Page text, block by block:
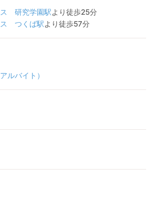
研究学園駅より徒歩25分
つくば駅より徒歩57分
ルバイト）